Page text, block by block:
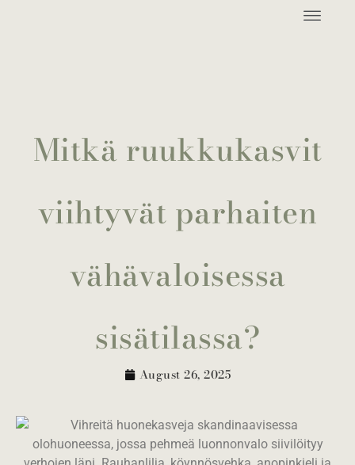
Mitkä ruukkukasvit
viihtyvät parhaiten
vähävaloisessa
sisätilassa?
August 26, 2025